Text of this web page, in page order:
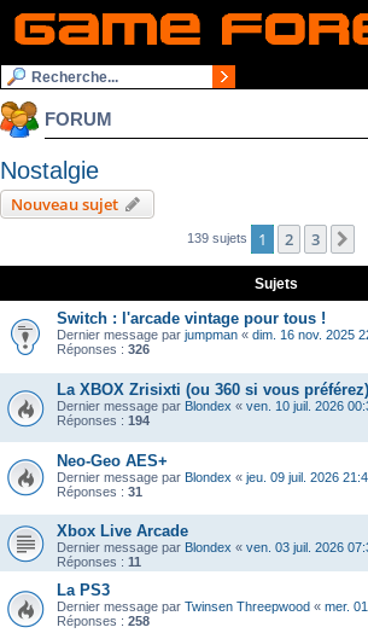
FORUM
Nostalgie
Nouveau sujet
139 sujets 1 2 3
Sujets
Switch : l'arcade vintage pour tous !
Dernier message par jumpman « dim. 16 nov. 2025
Réponses : 326
La XBOX Zrisixti (ou 360 si vous préférez)
Dernier message par Blondex « ven. 10 juil. 2026
Réponses : 194
Neo-Geo AES+
Dernier message par Blondex « jeu. 09 juil. 2026
Réponses : 31
Xbox Live Arcade
Dernier message par Blondex « ven. 03 juil. 2026
Réponses : 11
La PS3
Dernier message par Twinsen Threepwood « mer.
Réponses : 258